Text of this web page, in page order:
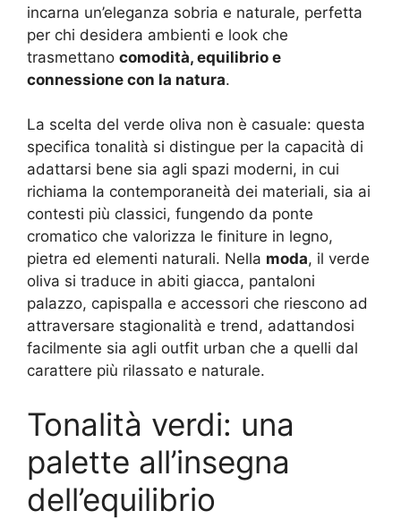
incarna un’eleganza sobria e naturale, perfetta
per chi desidera ambienti e look che
trasmettano comodità, equilibrio e
connessione con la natura.
La scelta del verde oliva non è casuale: questa
specifica tonalità si distingue per la capacità di
adattarsi bene sia agli spazi moderni, in cui
richiama la contemporaneità dei materiali, sia ai
contesti più classici, fungendo da ponte
cromatico che valorizza le finiture in legno,
pietra ed elementi naturali. Nella moda, il verde
oliva si traduce in abiti giacca, pantaloni
palazzo, capispalla e accessori che riescono ad
attraversare stagionalità e trend, adattandosi
facilmente sia agli outfit urban che a quelli dal
carattere più rilassato e naturale.
Tonalità verdi: una
palette all’insegna
dell’equilibrio